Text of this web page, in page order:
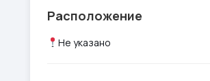
Расположение
Не указано